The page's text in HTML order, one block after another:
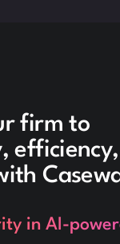
firm to
in AI-